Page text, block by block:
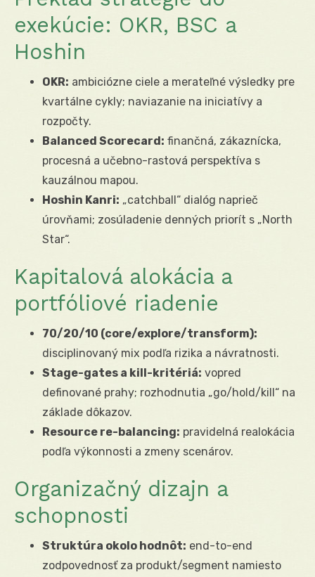
exekúcie: OKR, BSC a
Hoshin
OKR: ambiciózne ciele a merateľné výsledky pre
kvartálne cykly; naviazanie na iniciatívy a
rozpočty.
Balanced Scorecard: finančná, zákaznícka,
procesná a učebno-rastová perspektíva s
kauzálnou mapou.
Hoshin Kanri: „catchball“ dialóg naprieč
úrovňami; zosúladenie denných priorít s „North
Star“.
Kapitalová alokácia a
portfóliové riadenie
70/20/10 (core/explore/transform):
disciplinovaný mix podľa rizika a návratnosti.
Stage-gates a kill-kritériá: vopred
definované prahy; rozhodnutia „go/hold/kill“ na
základe dôkazov.
Resource re-balancing: pravidelná realokácia
podľa výkonnosti a zmeny scenárov.
Organizačný dizajn a
schopnosti
Struktúra okolo hodnôt: end-to-end
zodpovednosť za produkt/segment namiesto